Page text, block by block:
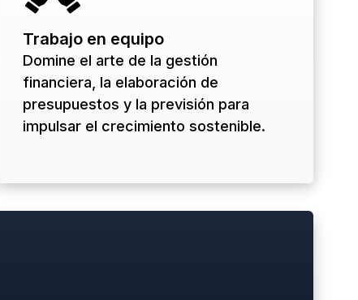
Trabajo en equipo
Domine el arte de la gestión
financiera, la elaboración de
presupuestos y la previsión para
impulsar el crecimiento sostenible.